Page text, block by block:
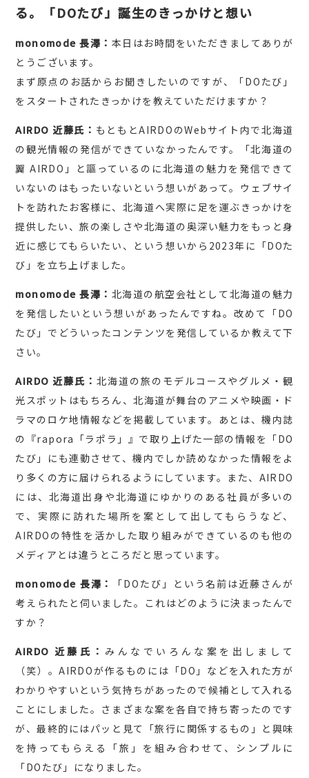
る。「DOたび」誕生のきっかけと想い
monomode 長澤： 本日はお時間をいただきましてありが
とうございます。
まず原点のお話からお聞きしたいのですが、「DOたび」
をスタートされたきっかけを教えていただけますか？
AIRDO 近藤氏： もともとAIRDOのWebサイト内で北海道
の観光情報の発信ができていなかったんです。「北海道の
翼 AIRDO」と謳っているのに北海道の魅力を発信できて
いないのはもったいないという想いがあって。ウェブサイ
トを訪れたお客様に、北海道へ実際に足を運ぶきっかけを
提供したい、旅の楽しさや北海道の奥深い魅力をもっと身
近に感じてもらいたい、という想いから2023年に「DOた
び」を立ち上げました。
monomode 長澤： 北海道の航空会社として北海道の魅力
を発信したいという想いがあったんですね。改めて「DO
たび」でどういったコンテンツを発信しているか教えて下
さい。
AIRDO 近藤氏：北海道の旅のモデルコースやグルメ・観
光スポットはもちろん、北海道が舞台のアニメや映画・ド
ラマのロケ地情報などを掲載しています。あとは、機内誌
の『rapora「ラポラ」』で取り上げた一部の情報を「DO
たび」にも連動させて、機内でしか読めなかった情報をよ
り多くの方に届けられるようにしています。また、AIRDO
には、北海道出身や北海道にゆかりのある社員が多いの
で、実際に訪れた場所を案として出してもらうなど、
AIRDOの特性を活かした取り組みができているのも他の
メディアとは違うところだと思っています。
monomode 長澤：
「DOたび」という名前は近藤さんが
考えられたと伺いました。これはどのように決まったんで
すか？
AIRDO 近藤氏： みんなでいろんな案を出しまして
（笑）。AIRDOが作るものには「DO」などを入れた方が
わかりやすいという気持ちがあったので候補として入れる
ことにしました。さまざまな案を各自で持ち寄ったのです
が、最終的にはパッと見て「旅行に関係するもの」と興味
を持ってもらえる「旅」を組み合わせて、シンプルに
「DOたび」になりました。